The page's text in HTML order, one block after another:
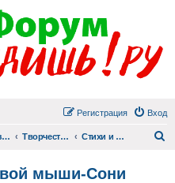
Вход
Регистрация
Наша жизнь (не всё же о суициде!) Творчество Стихи и проза форумчан
мыши-Сони